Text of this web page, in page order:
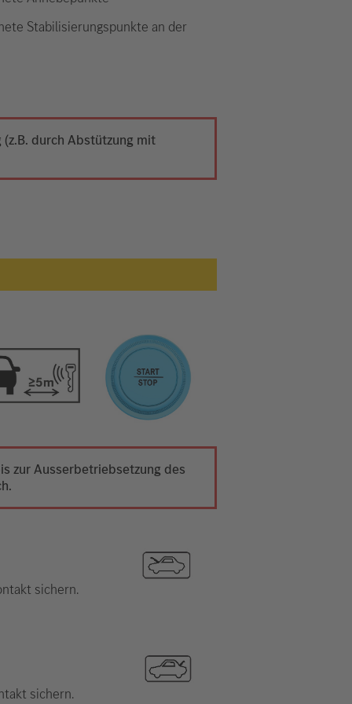
Stabilisierungspunkte an der
durch Abstützung mit
zur Ausserbetriebsetzung des
sichern.
sichern.